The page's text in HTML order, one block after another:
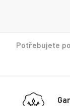
Potřebujete